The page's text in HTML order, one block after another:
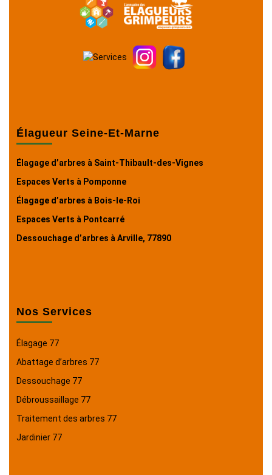
Élagueur Seine-Et-Marne
Élagage d’arbres à Saint-Thibault-des-Vignes
Espaces Verts à Pomponne
Élagage d’arbres à Bois-le-Roi
Espaces Verts à Pontcarré
Dessouchage d’arbres à Arville, 77890
Nos Services
Élagage 77
Abattage d’arbres 77
Dessouchage 77
Débroussaillage 77
Traitement des arbres 77
Jardinier 77